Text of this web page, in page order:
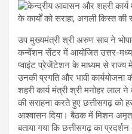
उप मुख्यमंत्री श्री अरुण साव ने
कन्वेंशन सेंटर में आयोजित उत्तर-मध्य
प्वाइंट प्रेजेंटेशन के माध्यम से राज्य
उनकी प्रगति और भावी
शहरी कार्य मंत्री श्री मनोहर लाल
की सराहना करते हुए छत्तीसगढ़ को
आश्वासन दिया। बैठक में मिशन अमृत
बताया गया कि छत्तीसगढ़ का